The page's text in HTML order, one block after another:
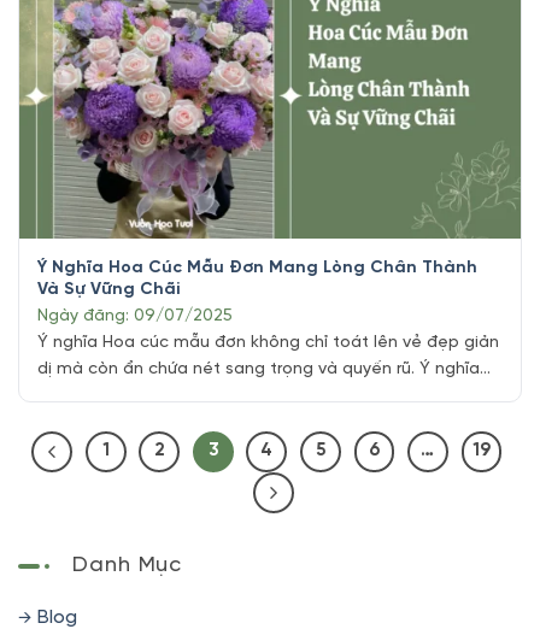
Ý Nghĩa Hoa Cúc Mẫu Đơn Mang Lòng Chân Thành
Và Sự Vững Chãi
Ngày đăng: 09/07/2025
Ý nghĩa Hoa cúc mẫu đơn không chỉ toát lên vẻ đẹp giản
dị mà còn ẩn chứa nét sang trọng và quyến rũ. Ý nghĩa
riêng biệt. Hôm nay, hãy cùng [...]
1 2 3 4 5 6 … 19
Danh Mục
Blog